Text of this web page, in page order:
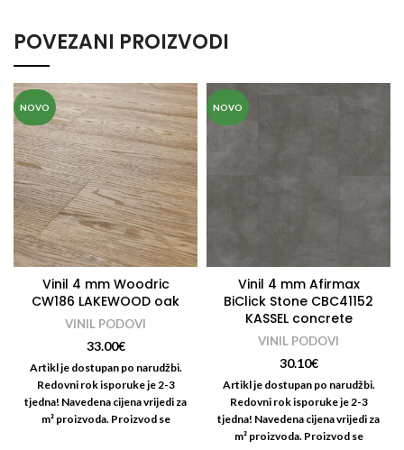
POVEZANI PROIZVODI
NOVO
Vinil 4 mm Woodric
CW186 LAKEWOOD oak
VINIL PODOVI
33.00€
Artikl je dostupan po narudžbi.
Redovni rok isporuke je 2-3
tjedna! Navedena cijena vrijedi za
m² proizvoda. Proizvod se
NOVO
Vinil 4 mm Afirmax
BiClick Stone CBC41152
KASSEL concrete
VINIL PODOVI
30.10€
Artikl je dostupan po narudžbi.
Redovni rok isporuke je 2-3
tjedna! Navedena cijena vrijedi za
m² proizvoda. Proizvod se